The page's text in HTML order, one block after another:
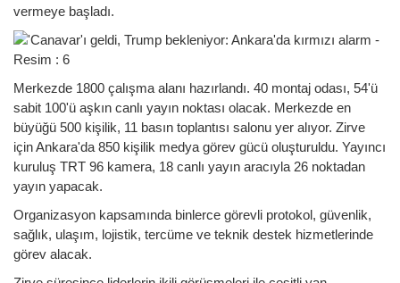
vermeye başladı.
Merkezde 1800 çalışma alanı hazırlandı. 40 montaj odası, 54'ü
sabit 100'ü aşkın canlı yayın noktası olacak. Merkezde en
büyüğü 500 kişilik, 11 basın toplantısı salonu yer alıyor. Zirve
için Ankara'da 850 kişilik medya görev gücü oluşturuldu. Yayıncı
kuruluş TRT 96 kamera, 18 canlı yayın aracıyla 26 noktadan
yayın yapacak.
Organizasyon kapsamında binlerce görevli protokol, güvenlik,
sağlık, ulaşım, lojistik, tercüme ve teknik destek hizmetlerinde
görev alacak.